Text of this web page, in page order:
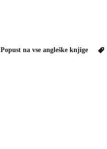
Popust na vse angleške knjige